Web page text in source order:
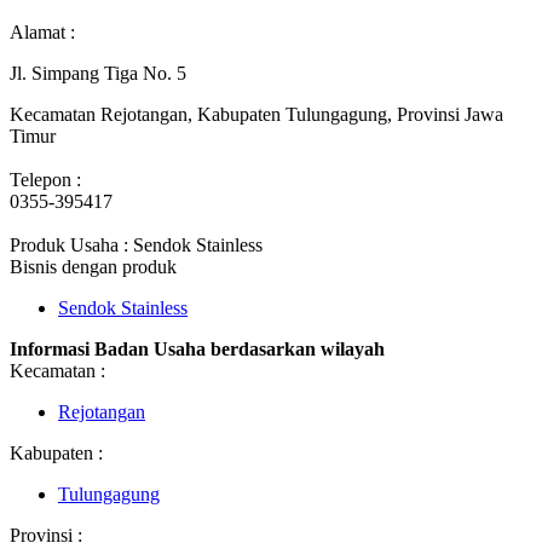
Alamat :
Jl. Simpang Tiga No. 5
Kecamatan Rejotangan, Kabupaten Tulungagung, Provinsi Jawa
Timur
Telepon :
0355-395417
Produk Usaha : Sendok Stainless
Bisnis dengan produk
Sendok Stainless
Informasi Badan Usaha berdasarkan wilayah
Kecamatan :
Rejotangan
Kabupaten :
Tulungagung
Provinsi :